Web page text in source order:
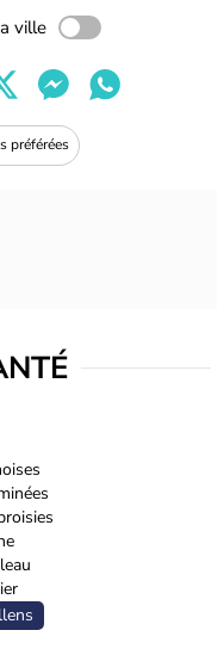
ville
préférées